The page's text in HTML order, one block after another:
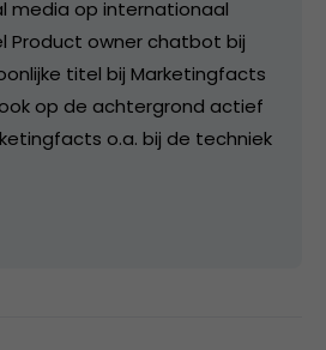
media op internationaal
Product owner chatbot bij
titel bij Marketingfacts
op de achtergrond actief
o.a. bij de techniek